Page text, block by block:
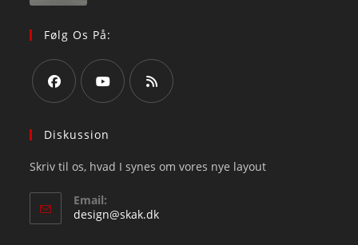
Følg Os På:
in
new
tab
in
new
new
Diskussion
Skriv til os, hvad I synes om vores nye layout
Email:
design@skak.dkOpens